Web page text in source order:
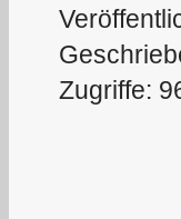
Zugriffe: